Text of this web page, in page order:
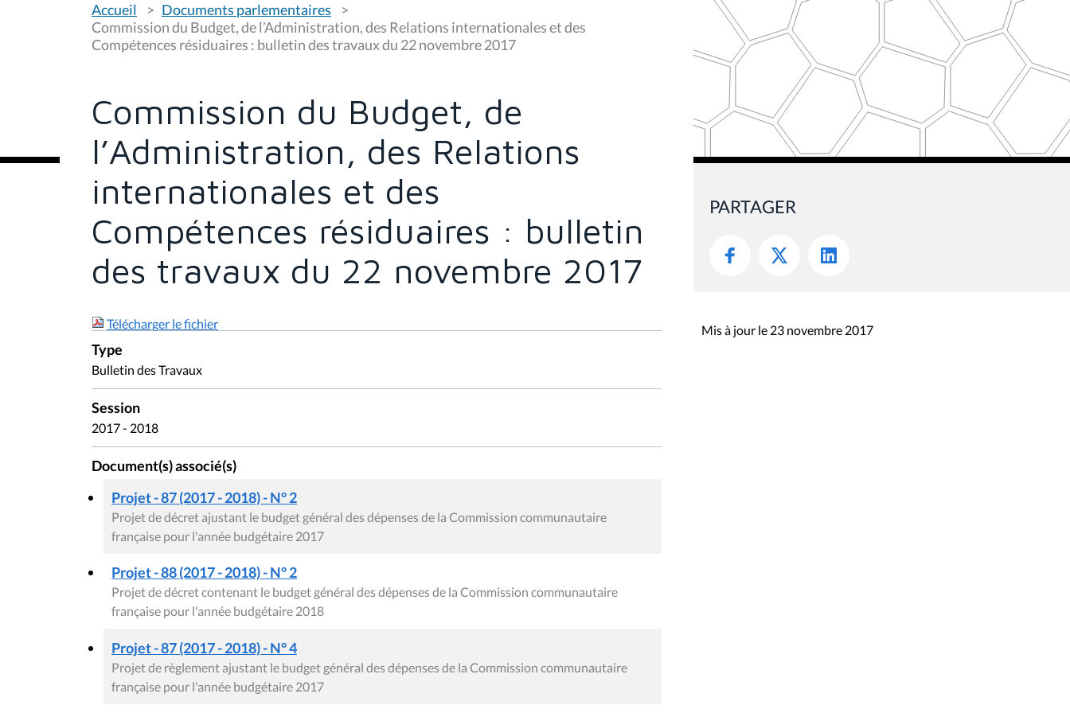
o
u
s
ê
c
:
Accueil
Documents parlementaires
Commission du Budget, de l’Administration, des Relations internationales et des
Compétences résiduaires : bulletin des travaux du 22 novembre 2017
Commission du Budget, de
l’Administration, des Relations
internationales et des
Compétences résiduaires : bulletin
des travaux du 22 novembre 2017
Télécharger le fichier
Type
Bulletin des Travaux
Session
2017 - 2018
Document(s) associé(s)
Projet - 87 (2017 - 2018) - N° 2
Projet de décret ajustant le budget général des dépenses de la Commission communautaire
française pour l'année budgétaire 2017
Projet - 88 (2017 - 2018) - N° 2
Projet de décret contenant le budget général des dépenses de la Commission communautaire
française pour l'année budgétaire 2018
Projet - 87 (2017 - 2018) - N° 4
Projet de règlement ajustant le budget général des dépenses de la Commission communautaire
française pour l'année budgétaire 2017
PARTAGER
Mis à jour le 23 novembre 2017